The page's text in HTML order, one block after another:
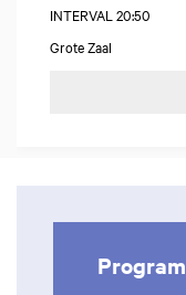
INTERVAL 20:50
Grote Zaal
Program